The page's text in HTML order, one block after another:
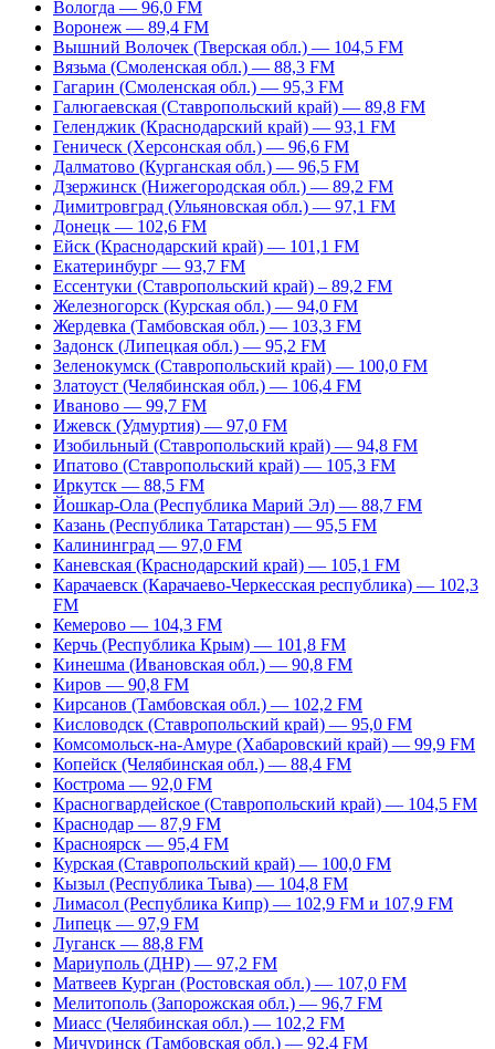
Вологда — 96,0 FM
Воронеж — 89,4 FM
Вышний Волочек (Тверская обл.) — 104,5 FM
Вязьма (Смоленская обл.) — 88,3 FM
Гагарин (Смоленская обл.) — 95,3 FM
Галюгаевская (Ставропольский край) — 89,8 FM
Геленджик (Краснодарский край) — 93,1 FM
Геническ (Херсонская обл.) — 96,6 FM
Далматово (Курганская обл.) — 96,5 FM
Дзержинск (Нижегородская обл.) — 89,2 FM
Димитровград (Ульяновская обл.) — 97,1 FM
Донецк — 102,6 FM
Ейск (Краснодарский край) — 101,1 FM
Екатеринбург — 93,7 FM
Ессентуки (Ставропольский край) – 89,2 FM
Железногорск (Курская обл.) — 94,0 FM
Жердевка (Тамбовская обл.) — 103,3 FM
Задонск (Липецкая обл.) — 95,2 FM
Зеленокумск (Ставропольский край) — 100,0 FM
Златоуст (Челябинская обл.) — 106,4 FM
Иваново — 99,7 FM
Ижевск (Удмуртия) — 97,0 FM
Изобильный (Ставропольский край) — 94,8 FM
Ипатово (Ставропольский край) — 105,3 FM
Иркутск — 88,5 FM
Йошкар-Ола (Республика Марий Эл) — 88,7 FM
Казань (Республика Татарстан) — 95,5 FM
Калининград — 97,0 FM
Каневская (Краснодарский край) — 105,1 FM
Карачаевск (Карачаево-Черкесская республика) — 102,3
FM
Кемерово — 104,3 FM
Керчь (Республика Крым) — 101,8 FM
Кинешма (Ивановская обл.) — 90,8 FM
Киров — 90,8 FM
Кирсанов (Тамбовская обл.) — 102,2 FM
Кисловодск (Ставропольский край) — 95,0 FM
Комсомольск-на-Амуре (Хабаровский край) — 99,9 FM
Копейск (Челябинская обл.) — 88,4 FM
Кострома — 92,0 FM
Красногвардейское (Ставропольский край) — 104,5 FM
Краснодар — 87,9 FM
Красноярск — 95,4 FM
Курская (Ставропольский край) — 100,0 FM
Кызыл (Республика Тыва) — 104,8 FM
Лимасол (Республика Кипр) — 102,9 FM и 107,9 FM
Липецк — 97,9 FM
Луганск — 88,8 FM
Мариуполь (ДНР) — 97,2 FM
Матвеев Курган (Ростовская обл.) — 107,0 FM
Мелитополь (Запорожская обл.) — 96,7 FM
Миасс (Челябинская обл.) — 102,2 FM
Мичуринск (Тамбовская обл.) — 92,4 FM